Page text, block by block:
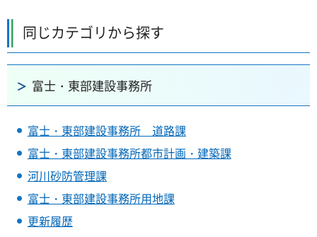
同じカテゴリから探す
富士・東部建設事務所
富士・東部建設事務所 道路課
富士・東部建設事務所都市計画・建築課
河川砂防管理課
富士・東部建設事務所用地課
更新履歴